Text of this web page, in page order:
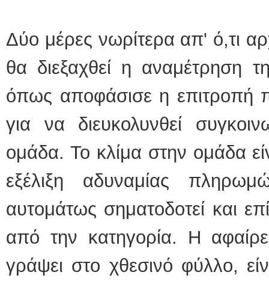
Δύο μέρες νωρίτερα απ' ό,τι
θα διεξαχθεί η αναμέτρηση
όπως αποφάσισε η επιτροπή
για να διευκολυνθεί
ομάδα. Το κλίμα στην ομάδα
εξέλιξη αδυναμίας
αυτομάτως σηματοδοτεί και
από την κατηγορία. Η
γράψει στο χθεσινό φύλλο,